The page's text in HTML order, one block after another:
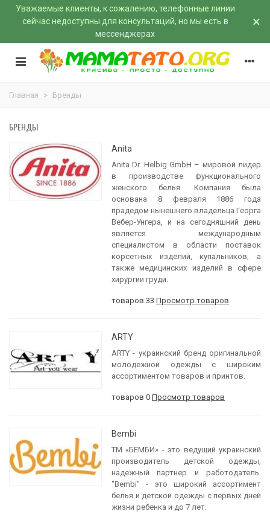
Уважаемые клиенты, к сожалению, телефонные линии
сейчас недоступны для консультаций, но мы есть в
мессенджерах
×
Главная > Бренды
БРЕНДЫ
Anita
Anita Dr. Helbig GmbH – мировой лидер
в производстве функционального
женского белья. Компания была
основана 8 февраля 1886 года
прадедом нынешнего владельца Георга
Вебер-Унгера, и на сегодняшний день
является международным
специалистом в области поставок
корсетных изделий, купальников, а
также медицинских изделий в сфере
хирургии груди.
товаров 33 Просмотр товаров
ARTY
ARTY - украинский бренд оригинальной
молодежной одежды с широким
ассортиментом товаров и принтов.
товаров 0 Просмотр товаров
Bembi
ТМ «БЕМБИ» - это ведущий украинский
производитель детской одежды,
надежный партнер и работодатель.
"Bembi" - это широкий ассортимент
белья и детской одежды с первых дней
жизни ребенка и до 7 лет.